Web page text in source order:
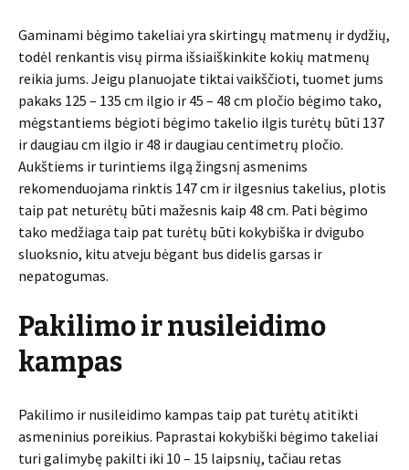
Gaminami bėgimo takeliai yra skirtingų matmenų ir dydžių,
todėl renkantis visų pirma išsiaiškinkite kokių matmenų
reikia jums. Jeigu planuojate tiktai vaikščioti, tuomet jums
pakaks 125 – 135 cm ilgio ir 45 – 48 cm pločio bėgimo tako,
mėgstantiems bėgioti bėgimo takelio ilgis turėtų būti 137
ir daugiau cm ilgio ir 48 ir daugiau centimetrų pločio.
Aukštiems ir turintiems ilgą žingsnį asmenims
rekomenduojama rinktis 147 cm ir ilgesnius takelius, plotis
taip pat neturėtų būti mažesnis kaip 48 cm. Pati bėgimo
tako medžiaga taip pat turėtų būti kokybiška ir dvigubo
sluoksnio, kitu atveju bėgant bus didelis garsas ir
nepatogumas.
Pakilimo ir nusileidimo
kampas
Pakilimo ir nusileidimo kampas taip pat turėtų atitikti
asmeninius poreikius. Paprastai kokybiški bėgimo takeliai
turi galimybę pakilti iki 10 – 15 laipsnių, tačiau retas